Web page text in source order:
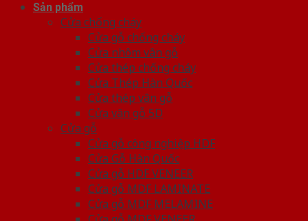
Sản phẩm
Cửa chống cháy
Cửa gỗ chống cháy
Cửa nhôm vân gỗ
Cửa thép chống cháy
Cửa Thép Hàn Quốc
Cửa thép vân gỗ
Cửa vân gỗ 5D
Cửa gỗ
Cửa gỗ công nghiệp HDF
Cửa Gỗ Hàn Quốc
Cửa gỗ HDF VENEER
Cửa gỗ MDF LAMINATE
Cửa gỗ MDF MELAMINE